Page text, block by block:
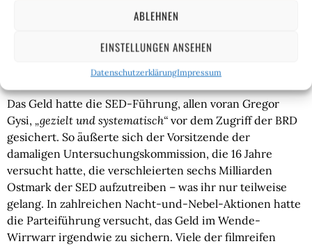
ABLEHNEN
EINSTELLUNGEN ANSEHEN
DatenschutzerklärungImpressum
die mitteldeutschen Bundesländer investiert, damit es
den Bürgern zugutekommen sollte. Doch das war nur ein
Bruchteil des SED-Parteivermögens. Denn das meiste
Geld der steinreichen SED ist verschwunden.
Das Geld hatte die SED-Führung, allen voran Gregor
Gysi, „gezielt und systematisch“ vor dem Zugriff der BRD
gesichert. So äußerte sich der Vorsitzende der
damaligen Untersuchungskommission, die 16 Jahre
versucht hatte, die verschleierten sechs Milliarden
Ostmark der SED aufzutreiben – was ihr nur teilweise
gelang. In zahlreichen Nacht-und-Nebel-Aktionen hatte
die Parteiführung versucht, das Geld im Wende-
Wirrwarr irgendwie zu sichern. Viele der filmreifen